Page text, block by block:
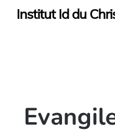
SkipInstitut Id du